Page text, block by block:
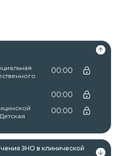
00:00
00:00
00:00
ЗНО в клинической